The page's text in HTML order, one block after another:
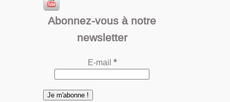
Abonnez-vous à notre
newsletter
E-mail *